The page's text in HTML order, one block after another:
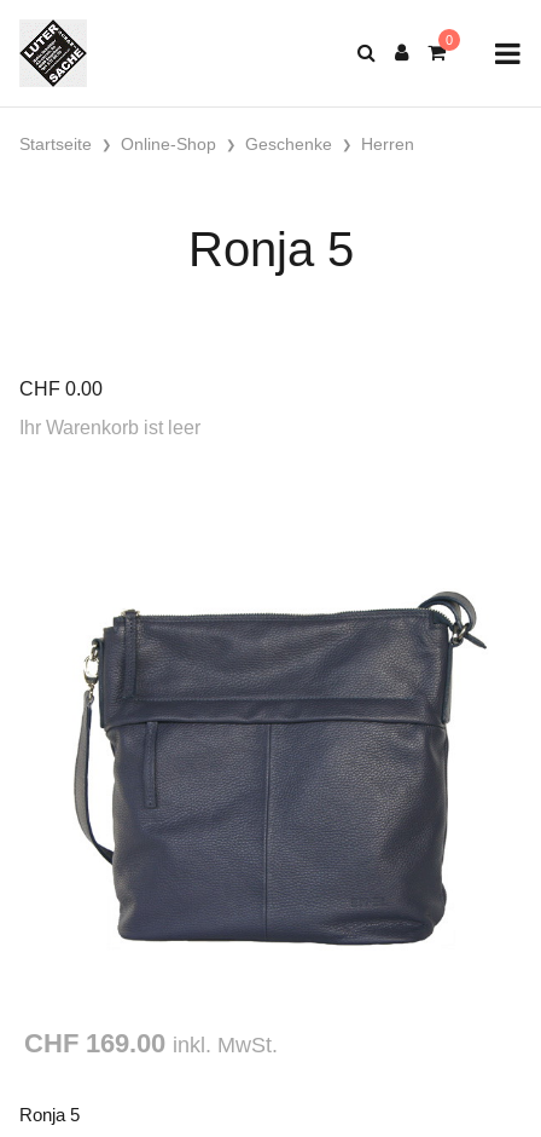
Startseite Online-Shop Geschenke Herren
Ronja 5
CHF 0.00
Ihr Warenkorb ist leer
CHF 169.00 inkl. MwSt.
Ronja 5